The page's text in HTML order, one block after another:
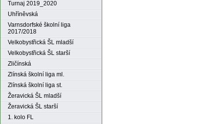
Turnaj 2019_2020
Uhříněvská
Varnsdorfské školní liga
2017/2018
Velkobystřická ŠL mladší
Velkobystřická ŠL starší
Zličínská
Zlínská školní liga ml.
Zlínská školní liga st.
Žeravická ŠL mladší
Žeravická ŠL starší
1. kolo FL